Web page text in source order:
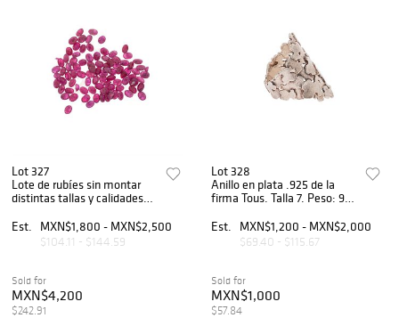
Lot 327
Lote de rubíes sin montar
distintas tallas y calidades
Est.
MXN$1,800 - MXN$2,500
$104.11 - $144.59
Sold for
MXN$4,200
$242.91
Lot 328
Anillo en plata .925 de la
firma Tous. Talla 7. Peso: 9.6
Est.
MXN$1,200 - MXN$2,000
$69.40 - $115.67
Sold for
MXN$1,000
$57.84